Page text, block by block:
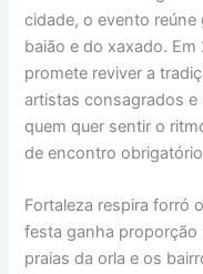
cidade, o evento
baião e do xaxado.
promete reviver a
artistas consagrados
quem quer sentir o
de encontro
Fortaleza respira forró
festa ganha proporção
praias da orla e os